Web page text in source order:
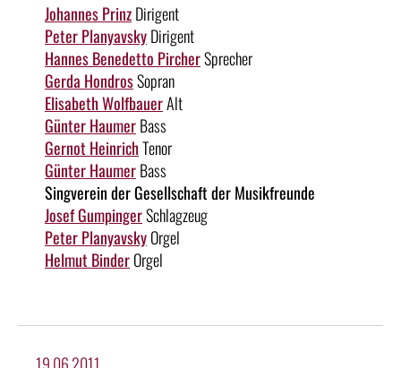
Johannes PrinzDirigent
Peter PlanyavskyDirigent
Hannes Benedetto PircherSprecher
Gerda HondrosSopran
Elisabeth WolfbauerAlt
Günter HaumerBass
Gernot HeinrichTenor
Günter HaumerBass
Singverein der Gesellschaft der Musikfreunde
Josef GumpingerSchlagzeug
Peter PlanyavskyOrgel
Helmut BinderOrgel
19.06.2011